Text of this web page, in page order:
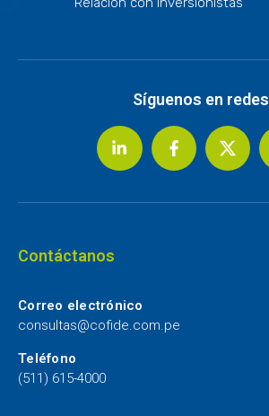
Síguenos en redes
Contáctanos
Correo electrónico
consultas@cofide.com.pe
Teléfono
(511) 615-4000